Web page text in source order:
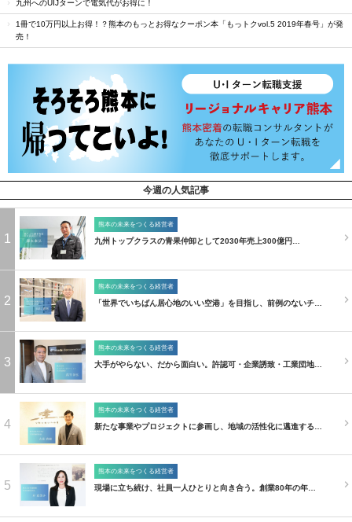
九州へのUIJターンで電気代がお得に！
1冊で10万円以上お得！？熊本のもっとお得なクーポン本「もっトクvol.5 2019年春号」が発
売！
今週の人気記事
1
熊本の未来をつくる経営者
九州トップクラスの青果仲卸として2030年売上300億円…
2
熊本の未来をつくる経営者
「世界でいちばん居心地のいい空港」を目指し、前例のないチ…
3
熊本の未来をつくる経営者
大手がやらない、だから面白い。許認可・企業誘致・工業団地…
4
熊本の未来をつくる経営者
新たな事業やプロジェクトに参画し、地域の活性化に邁進する…
5
熊本の未来をつくる経営者
現場に立ち続け、社員一人ひとりと向き合う。創業80年の年…